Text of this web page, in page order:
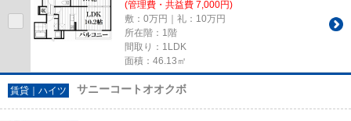
(管理費・共益費 7,000円)
敷：0万円｜礼：10万円
所在階：1階
間取り：1LDK
面積：46.13㎡
賃貸｜ハイツ サニーコートオオクボ